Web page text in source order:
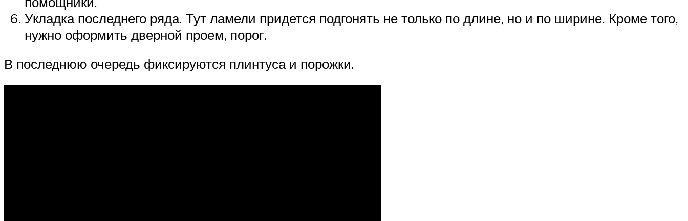
Укладка последнего ряда. Тут ламели придется подгонять не только по длине, но и по ширине. Кроме того,
нужно оформить дверной проем, порог.
В последнюю очередь фиксируются плинтуса и порожки.